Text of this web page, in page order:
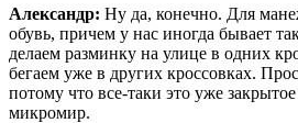
Александр: Ну да, конечно. Для
обувь, причем у нас иногда бывает
делаем разминку на улице в одних
бегаем уже в других кроссовках.
потому что все-таки это уже
микромир.